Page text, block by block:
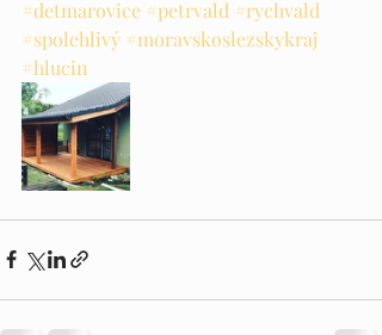
#detmarovice #petrvald #rychvald
#spolehlivý #moravskoslezskykraj
#hlucin